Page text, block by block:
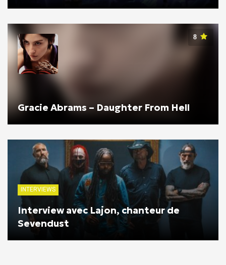
8
Gracie Abrams – Daughter From Hell
INTERVIEWS
Interview avec Lajon, chanteur de
Sevendust